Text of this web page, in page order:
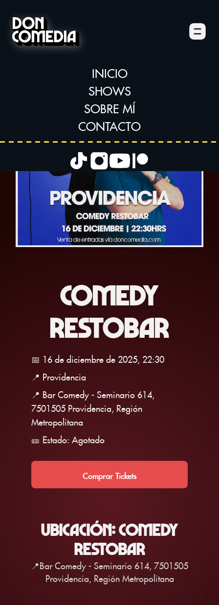
Menú
INICIO
SHOWS
SOBRE MÍ
CONTACTO
←
COMEDY
RESTOBAR
📅 16 de diciembre de 2025, 22:30
📍 Providencia
📍 Bar Comedy - Seminario 614,
7501505 Providencia, Región
Metropolitana
🎫 Estado: Agotado
Comprar Tickets
UBICACIÓN: COMEDY
RESTOBAR
📍Bar Comedy - Seminario 614, 7501505
Providencia, Región Metropolitana